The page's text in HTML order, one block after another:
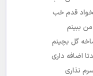
قدم خب
ببینم
گل بچینم
اضافه داری
نذاری